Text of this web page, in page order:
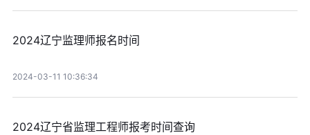
2024辽宁监理师报名时间
2024-03-11 10:36:34
2024辽宁省监理工程师报考时间查询